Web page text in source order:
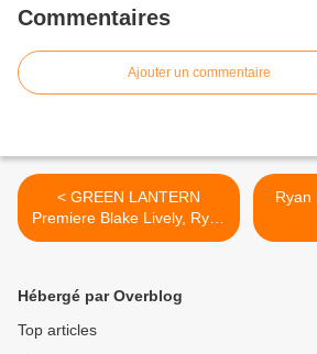
Commentaires
Ajouter un commentaire
< GREEN LANTERN
Premiere Blake Lively, Ryan
Reynolds, Angela Bassett
Ryan
Hébergé par Overblog
Top articles